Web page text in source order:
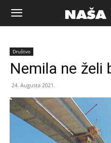
Naša
riječ
Zenica
Društvo
Nemila ne želi
24. Augusta 2021.